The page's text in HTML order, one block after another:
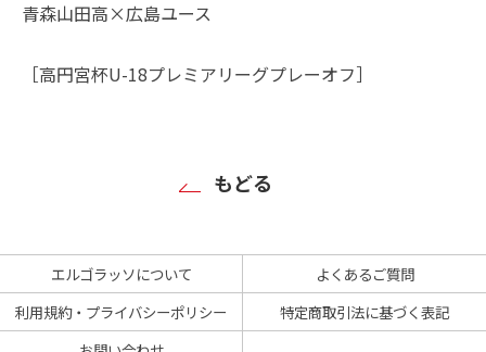
青森山田高×広島ユース
［高円宮杯U-18プレミアリーグプレーオフ］
もどる
エルゴラッソについて
よくあるご質問
利用規約・プライバシーポリシー
特定商取引法に基づく表記